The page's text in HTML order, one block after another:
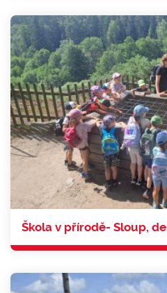
Škola v přírodě- Sloup,